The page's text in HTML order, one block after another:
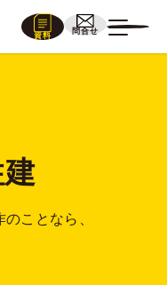
資料
問合せ
ことなら、